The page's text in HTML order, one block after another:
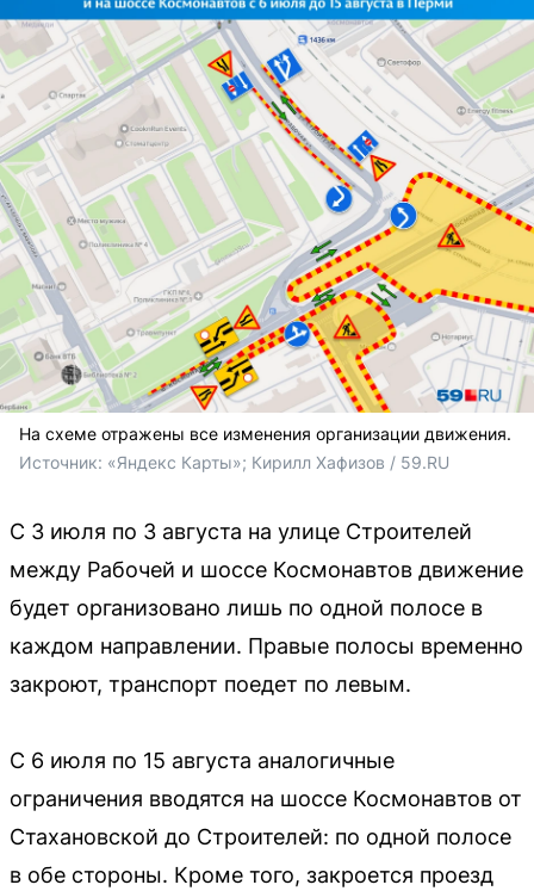
На схеме отражены все изменения организации движения.
Источник: «Яндекс Карты»; Кирилл Хафизов / 59.RU
С 3 июля по 3 августа на улице Строителей
между Рабочей и шоссе Космонавтов движение
будет организовано лишь по одной полосе в
каждом направлении. Правые полосы временно
закроют, транспорт поедет по левым.
С 6 июля по 15 августа аналогичные
ограничения вводятся на шоссе Космонавтов от
Стахановской до Строителей: по одной полосе
в обе стороны. Кроме того, закроется проезд